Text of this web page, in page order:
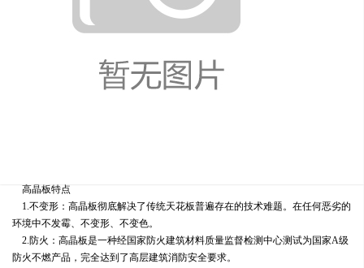
目前普通硅钙天花强度的2—3倍，高晶天花采用纯天然晶体优质石
膏，纯天然无机复合材料制成，无放射性，无任何有害物质与公害
气具有吸收释放的双重调节功能，并使用纳米改性抗菌涂料，有效
降解室内甲醛、苯、氨等有害气体含量。
高晶板特点
1.不变形：高晶板彻底解决了传统天花板普遍存在的技术难题。在任何恶劣的
环境中不发霉、不变形、不变色。
2.防火：高晶板是一种经国家防火建筑材料质量监督检测中心测试为国家A级
防火不燃产品，完全达到了高层建筑消防安全要求。